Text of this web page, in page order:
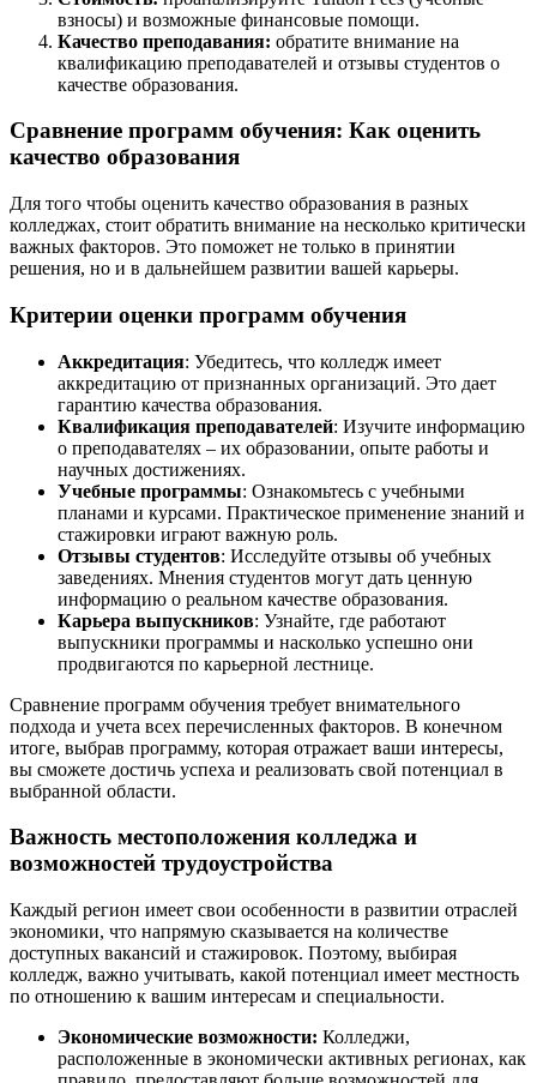
взносы) и возможные финансовые помощи.
Качество преподавания: обратите внимание на
квалификацию преподавателей и отзывы студентов о
качестве образования.
Сравнение программ обучения: Как оценить
качество образования
Для того чтобы оценить качество образования в разных
колледжах, стоит обратить внимание на несколько критически
важных факторов. Это поможет не только в принятии
решения, но и в дальнейшем развитии вашей карьеры.
Критерии оценки программ обучения
Аккредитация: Убедитесь, что колледж имеет
аккредитацию от признанных организаций. Это дает
гарантию качества образования.
Квалификация преподавателей: Изучите информацию
о преподавателях – их образовании, опыте работы и
научных достижениях.
Учебные программы: Ознакомьтесь с учебными
планами и курсами. Практическое применение знаний и
стажировки играют важную роль.
Отзывы студентов: Исследуйте отзывы об учебных
заведениях. Мнения студентов могут дать ценную
информацию о реальном качестве образования.
Карьера выпускников: Узнайте, где работают
выпускники программы и насколько успешно они
продвигаются по карьерной лестнице.
Сравнение программ обучения требует внимательного
подхода и учета всех перечисленных факторов. В конечном
итоге, выбрав программу, которая отражает ваши интересы,
вы сможете достичь успеха и реализовать свой потенциал в
выбранной области.
Важность местоположения колледжа и
возможностей трудоустройства
Каждый регион имеет свои особенности в развитии отраслей
экономики, что напрямую сказывается на количестве
доступных вакансий и стажировок. Поэтому, выбирая
колледж, важно учитывать, какой потенциал имеет местность
по отношению к вашим интересам и специальности.
Экономические возможности: Колледжи,
расположенные в экономически активных регионах, как